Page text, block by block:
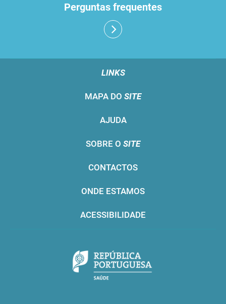
Perguntas frequentes
LINKS
MAPA DO SITE
AJUDA
SOBRE O SITE
CONTACTOS
ONDE ESTAMOS
ACESSIBILIDADE